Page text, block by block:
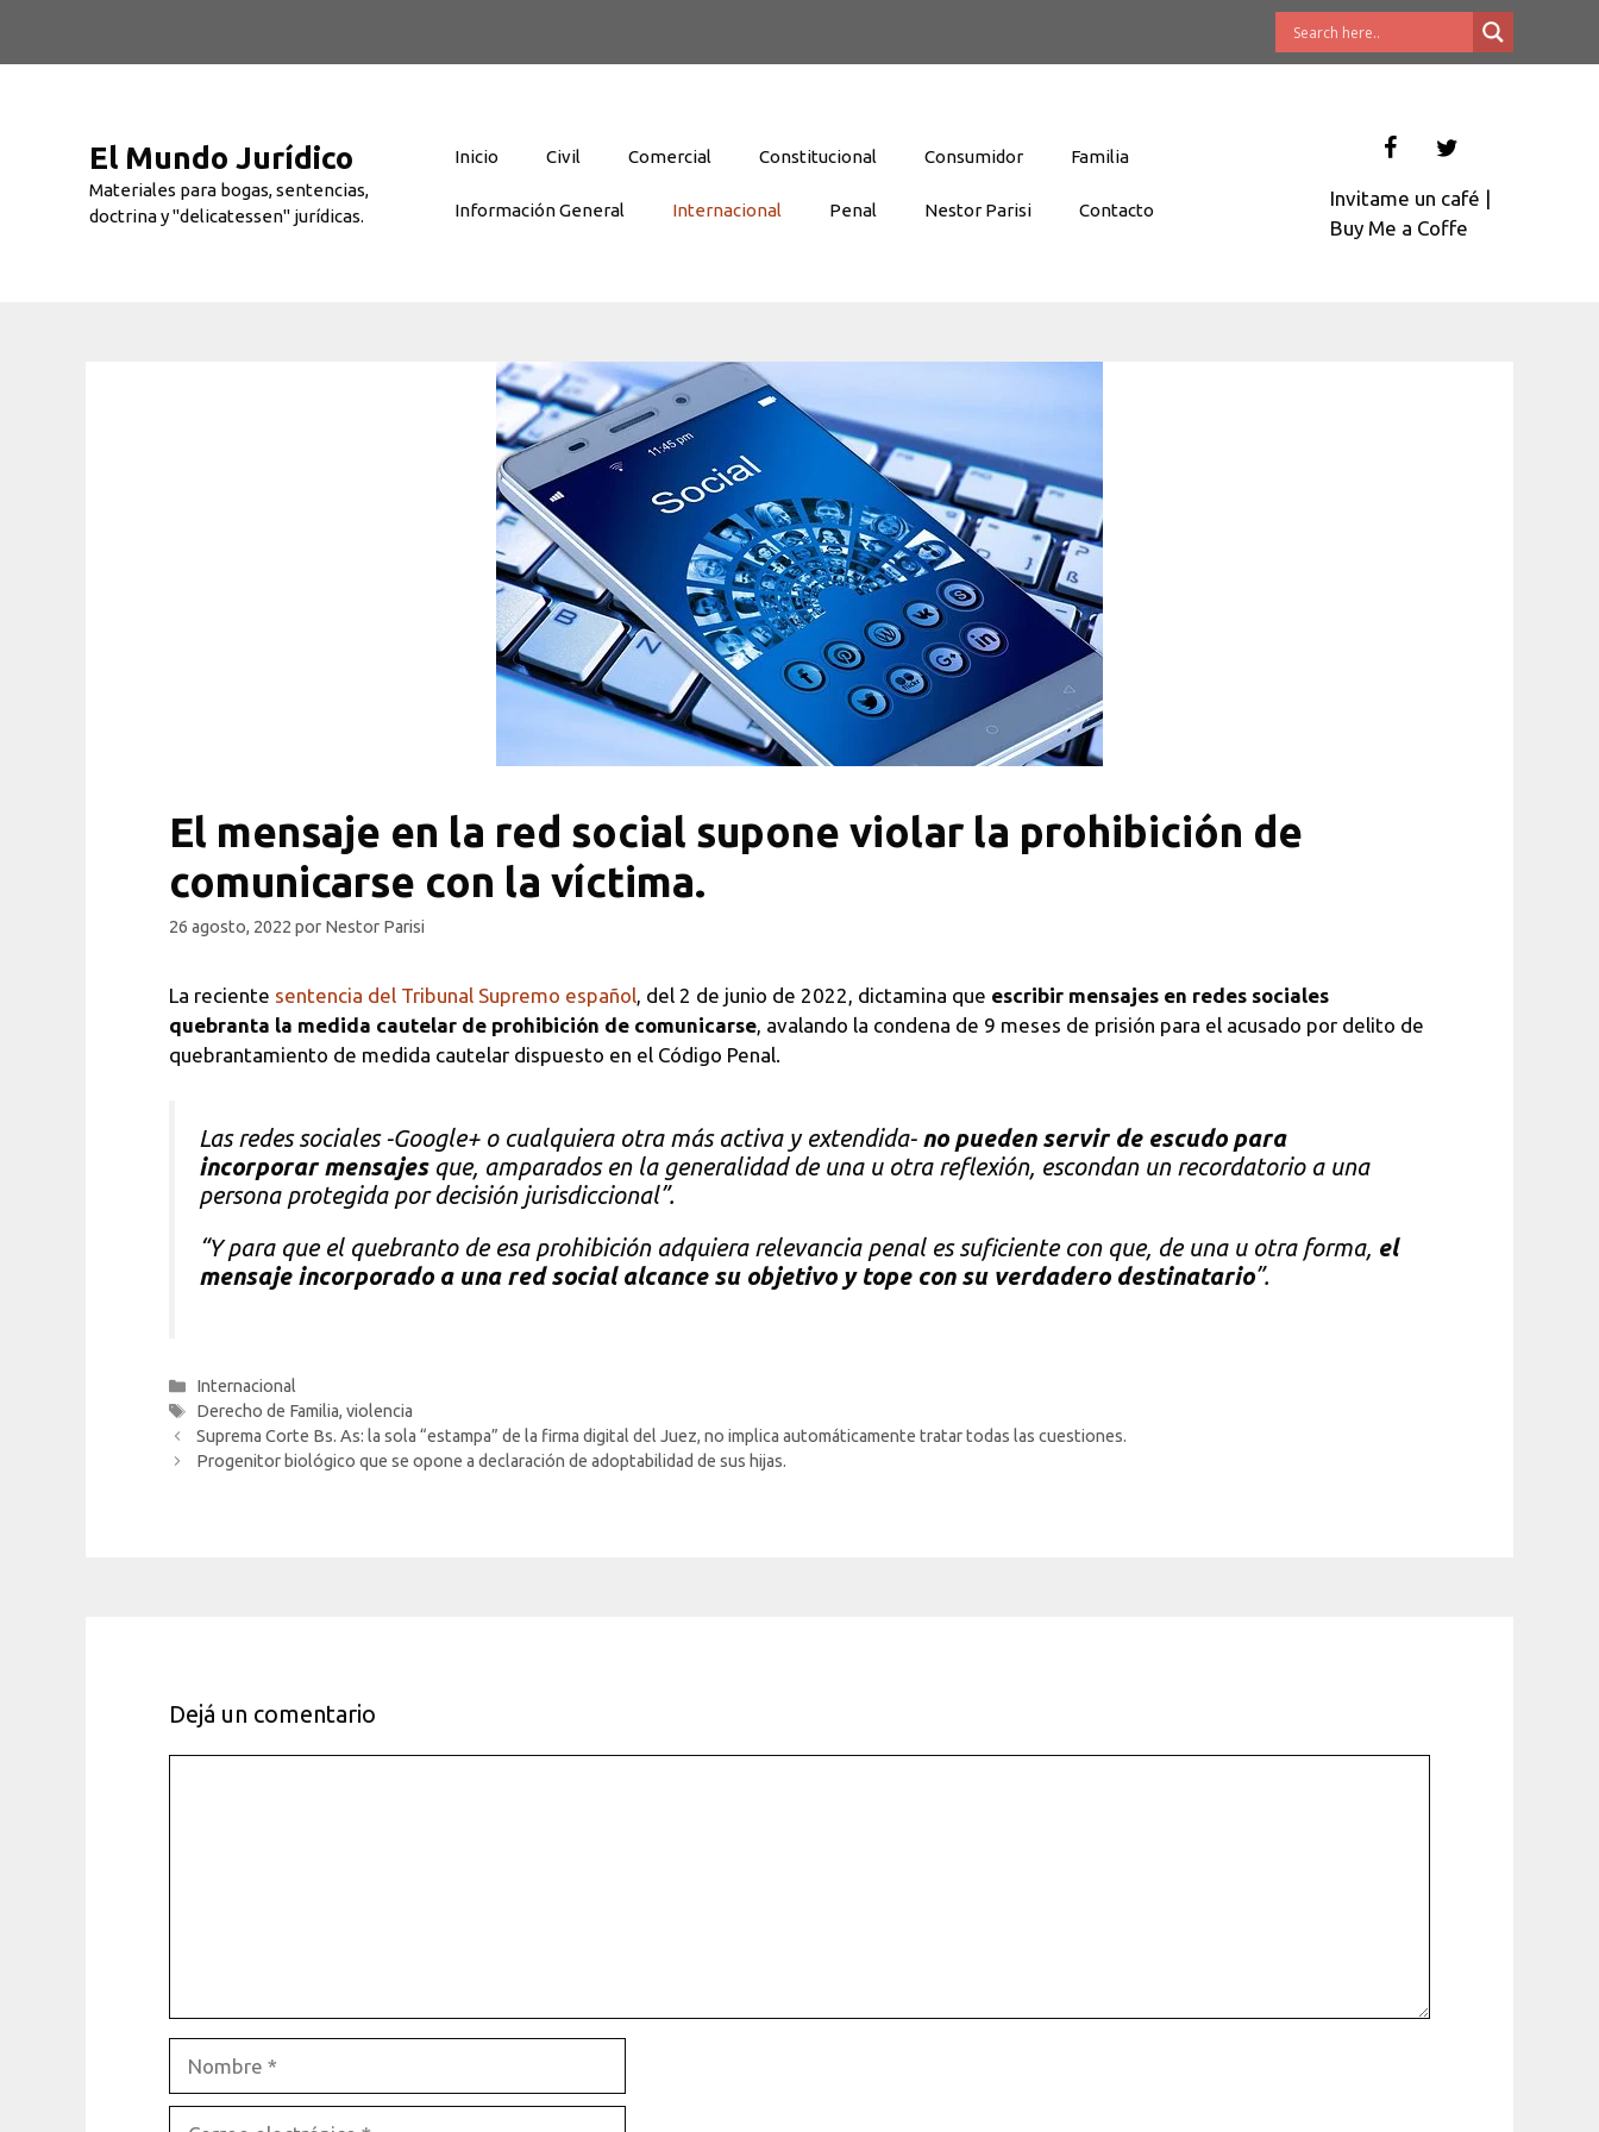
El Mundo Jurídico
Materiales para bogas, sentencias,
doctrina y "delicatessen" jurídicas.
Inicio Civil Comercial Constitucional Consumidor Familia
Información General Internacional Penal Nestor Parisi Contacto
Invitame un café |
Buy Me a Coffe
El mensaje en la red social supone violar la prohibición de
comunicarse con la víctima.
26 agosto, 2022 por Nestor Parisi
La reciente sentencia del Tribunal Supremo español, del 2 de junio de 2022, dictamina que escribir mensajes en redes sociales
quebranta la medida cautelar de prohibición de comunicarse, avalando la condena de 9 meses de prisión para el acusado por delito de
quebrantamiento de medida cautelar dispuesto en el Código Penal.
Las redes sociales -Google+ o cualquiera otra más activa y extendida- no pueden servir de escudo para
incorporar mensajes que, amparados en la generalidad de una u otra reflexión, escondan un recordatorio a una
persona protegida por decisión jurisdiccional”.
“Y para que el quebranto de esa prohibición adquiera relevancia penal es suficiente con que, de una u otra forma, el
mensaje incorporado a una red social alcance su objetivo y tope con su verdadero destinatario”.
Categorías
Internacional
Etiquetas
Derecho de Familia,violencia
Suprema Corte Bs. As: la sola “estampa” de la firma digital del Juez, no implica automáticamente tratar todas las cuestiones.
Progenitor biológico que se opone a declaración de adoptabilidad de sus hijas.
Dejá un comentario